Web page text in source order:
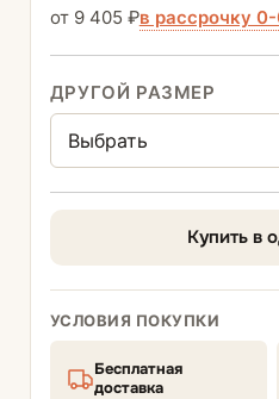
от 9 405 ₽в рассрочку
ДРУГОЙ РАЗМЕР
Выбрать
Купить в
УСЛОВИЯ ПОКУПКИ
Бесплатная
доставка